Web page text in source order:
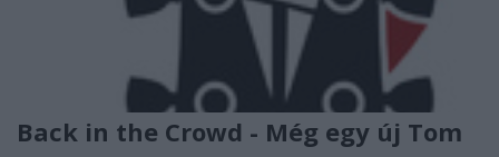
Back in the Crowd - Még egy új Tom